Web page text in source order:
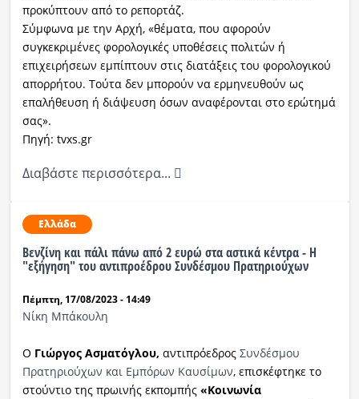
προκύπτουν από το ρεπορτάζ.
Σύμφωνα με την Αρχή, «θέματα, που αφορούν
συγκεκριμένες φορολογικές υποθέσεις πολιτών ή
επιχειρήσεων εμπίπτουν στις διατάξεις του φορολογικού
απορρήτου. Τούτα δεν μπορούν να ερμηνευθούν ως
επαλήθευση ή διάψευση όσων αναφέρονται στo ερώτημά
σας».
Πηγή: tvxs.gr
Διαβάστε περισσότερα...
Ελλάδα
Βενζίνη και πάλι πάνω από 2 ευρώ στα αστικά κέντρα - Η
"εξήγηση" του αντιπροέδρου Συνδέσμου Πρατηριούχων
Πέμπτη, 17/08/2023 - 14:49
Νίκη Μπάκουλη
Ο Γιώργος Ασματόγλου, αντιπρόεδροςΣυνδέσμου
Πρατηριούχων και Εμπόρων Καυσίμων, επισκέφτηκε το
στούντιο της πρωινής εκπομπής «Κοινωνία